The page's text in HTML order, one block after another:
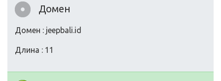
Домен
Домен : jeepbali.id
Длина : 11